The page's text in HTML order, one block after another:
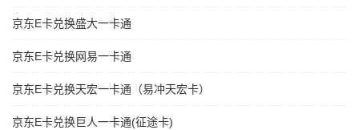
京东E卡兑换盛大一卡通
京东E卡兑换网易一卡通
京东E卡兑换天宏一卡通（易冲天宏卡）
京东E卡兑换巨人一卡通(征途卡)